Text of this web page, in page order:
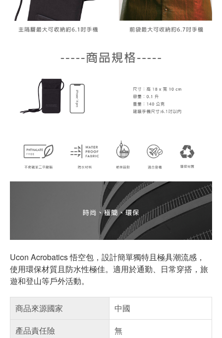
Ucon Acrobatics 悟空包，設計簡單獨特且極具潮流感，
使用環保材質且防水性極佳。適用於通勤、日常穿搭，旅
遊和登山等戶外活動。
商品來源國家
中國
產品責任險
無